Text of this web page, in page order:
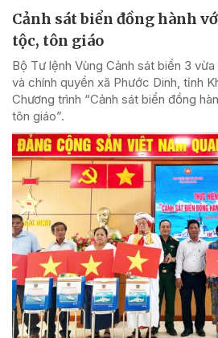
Cảnh sát biển đồng hành
tộc, tôn giáo
Bộ Tư lệnh Vùng Cảnh sát biển 3
và chính quyền xã Phước Dinh, tỉnh
Chương trình “Cảnh sát biển đồng
tôn giáo”.